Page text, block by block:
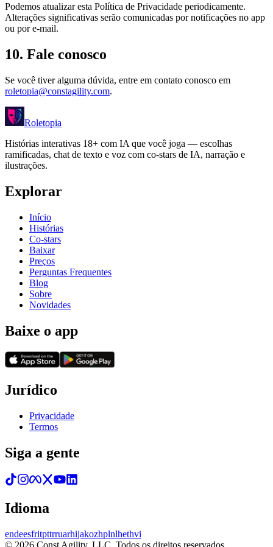
Podemos atualizar esta Política de Privacidade periodicamente.
Alterações significativas serão comunicadas por notificações no app
ou por e-mail.
10. Fale conosco
Se você tiver alguma dúvida, entre em contato conosco em
roletopia@constagility.com.
Roletopia
Histórias interativas 18+ com IA que você joga — escolhas
ramificadas, chat de texto e voz com co-stars de IA, narração e
ilustrações.
Explorar
Início
Histórias
Co-stars
Baixar
Preços
Perguntas Frequentes
Blog
Sobre
Novidades
Baixe o app
Jurídico
Privacidade
Termos
Siga a gente
Idioma
endeesfritpttrruarhijakozhplnlhethvi
© 2026 Const Agility, LLC. Todos os direitos reservados.